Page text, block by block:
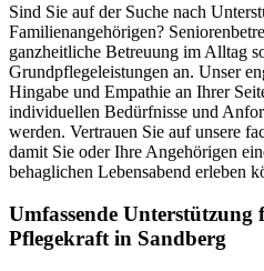
Sind Sie auf der Suche nach
Familienangehörigen?
ganzheitliche Betreuung im Alltag
Grundpflegeleistungen an. Unser
Hingabe und Empathie an Ihrer
individuellen Bedürfnisse und
werden. Vertrauen Sie auf unsere
damit Sie oder Ihre Angehörigen
behaglichen Lebensabend erleben
Umfassende
Pflegekraft in Sandberg